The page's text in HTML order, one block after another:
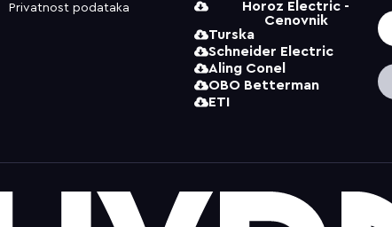
Privatnost podataka
Horoz Electric -
Cenovnik
Turska
Schneider Electric
Aling Conel
OBO Betterman
ETI